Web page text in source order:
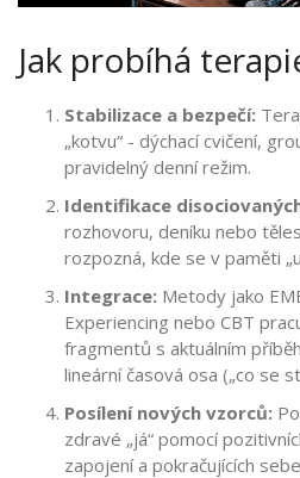
Jak probíhá
Stabilizace a bezpečí:
„kotvu“ - dýchací cvičení,
pravidelný denní režim.
Identifikace
rozhovoru, deníku nebo
rozpozná, kde se v paměti
Integrace: Metody jako
Experiencing nebo CBT
fragmentů s aktuálním
lineární časová osa („co se
Posílení nových vzorců:
zdravé „já“ pomocí
zapojení a pokračujících